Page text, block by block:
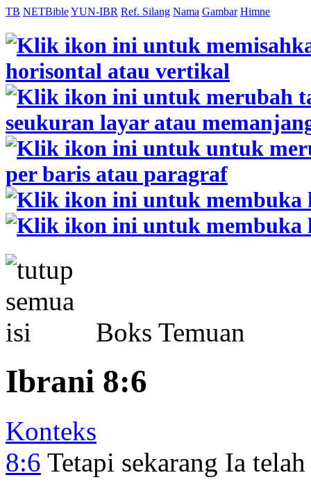
TB NETBibleYUN-IBR Ref. Silang Nama Gambar Himne
Boks Temuan
Ibrani 8:6
Konteks
8:6 Tetapi sekarang Ia